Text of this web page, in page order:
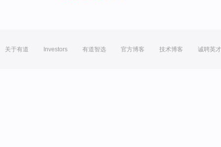
关于有道 Investors 有道智选 官方博客 技术博客 诚聘英才